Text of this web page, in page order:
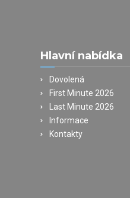
Hlavní nabídka
Dovolená
First Minute 2026
Last Minute 2026
Informace
Kontakty